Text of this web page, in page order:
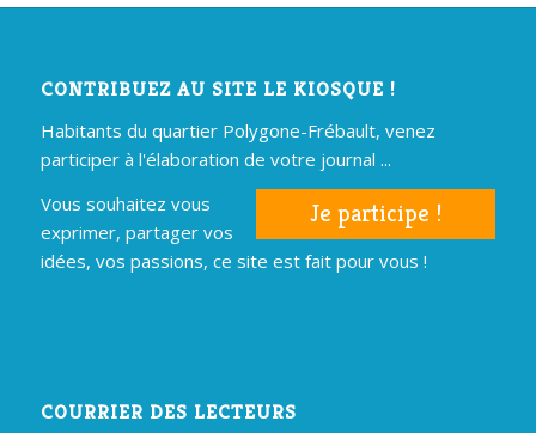
CONTRIBUEZ AU SITE LE KIOSQUE !
Habitants du quartier Polygone-Frébault, venez
participer à l'élaboration de votre journal ...
Je participe !
Vous souhaitez vous
exprimer, partager vos
idées, vos passions, ce site est fait pour vous !
COURRIER DES LECTEURS